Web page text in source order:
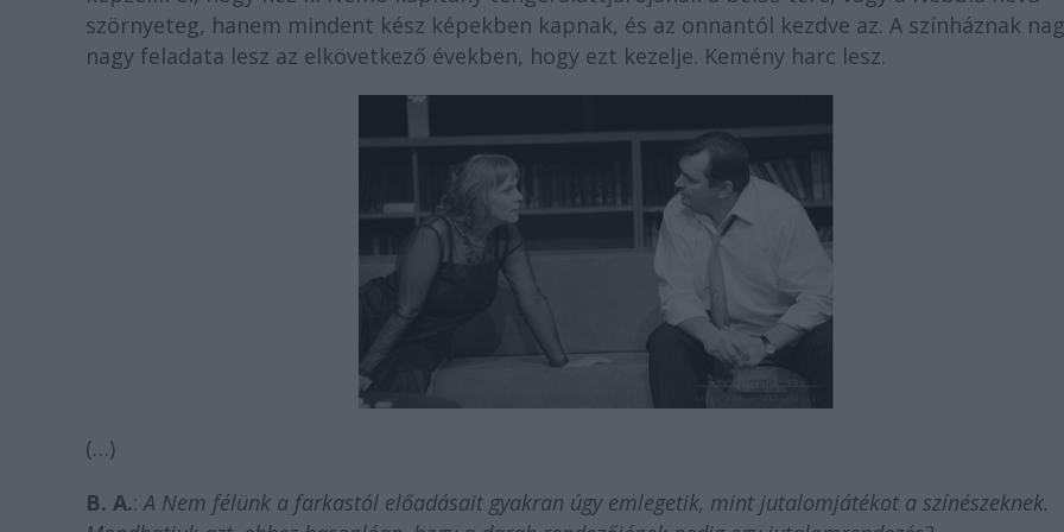
szörnyeteg, hanem mindent kész képekben kapnak, és az onnantól kezdve az. A színháznak
nagy feladata lesz az elkövetkező években, hogy ezt kezelje. Kemény harc lesz.
(…)
B. A.:A Nem félünk a farkastól előadásait gyakran úgy emlegetik, mint jutalomjátékot a színészeknek.